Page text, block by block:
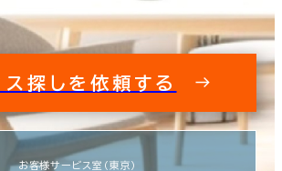
ス探しを依頼する
お客様サービス室（東京）